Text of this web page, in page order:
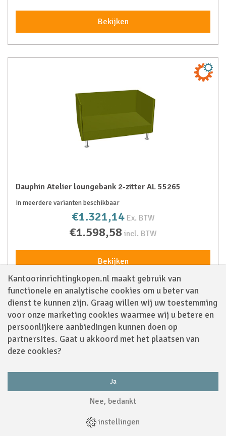
Kantoorinrichtingkopen.nl maakt gebruik van
functionele en analytische cookies om u beter van
dienst te kunnen zijn. Graag willen wij uw toestemming
voor onze marketing cookies waarmee wij u betere en
persoonlijkere aanbiedingen kunnen doen op
partnersites. Gaat u akkoord met het plaatsen van
deze cookies?
Ja
Nee, bedankt
instellingen
Bekijken
Dauphin Atelier loungebank 2-zitter AL 55265
In meerdere varianten beschikbaar
€1.321,14 Ex. BTW
€1.598,58 incl. BTW
Bekijken
Dauphin Atelier loungebank 3-zitter AL 5531